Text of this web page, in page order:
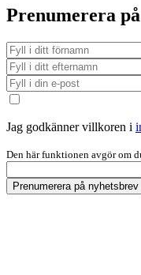
Prenumerera
Jag godkänner villkoren i
Den här funktionen avgör om